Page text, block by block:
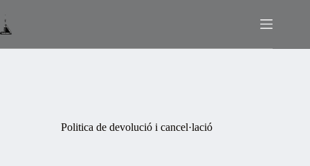
al
contingut
Politica de devolució i cancel·lació